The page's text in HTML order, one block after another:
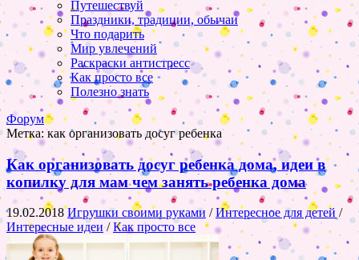
Путешествуй
Праздники, традиции, обычаи
Что подарить
Мир увлечений
Раскраски антистресс
Как просто все
Полезно знать
Форум
Метка:как организовать досуг ребенка
Как организовать досуг ребенка дома, идеи в
копилку для мам чем занять ребенка дома
19.02.2018Игрушки своими руками /Интересное для детей /
Интересные идеи /Как просто все